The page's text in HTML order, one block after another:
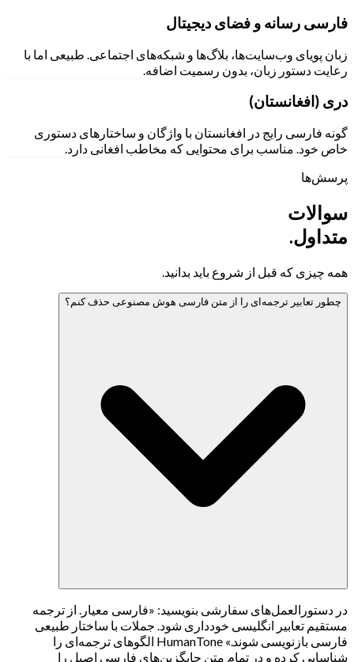
فارسی رسانه و فضای دیجیتال
زبان پویای وب‌سایت‌ها، بلاگ‌ها و شبکه‌های اجتماعی. طبیعی اما با
رعایت دستور زبان، بدون رسمیت اضافه.
دری (افغانستان)
گونه فارسی رایج در افغانستان با واژگان و ساختارهای دستوری
خاص خود. مناسب برای محتوایی که مخاطب افغانی دارد.
پرسش‌ها
سوالات
متداول.
همه چیزی که قبل از شروع باید بدانید.
چطور تعابیر ترجمه‌ای را از متن فارسی هوش مصنوعی حذف کنم؟
در دستورالعمل‌های سفارشی بنویسید: «فارسی معیار. از ترجمه
مستقیم تعابیر انگلیسی خودداری شود. جملات با ساختار طبیعی
فارسی بازنویسی شوند.» HumanTone الگوهای ترجمه‌ای را
شناسایی کرده و در تمام متن جایگزین‌های فارسی اصیل را